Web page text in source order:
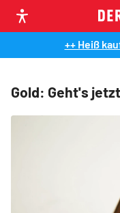
++ Heiß
Gold: Geht's